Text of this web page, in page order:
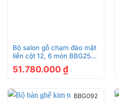
Bộ salon gỗ chạm đào mặt
liền cột 12, 6 món BBG253
51.780.000 ₫
BBG092